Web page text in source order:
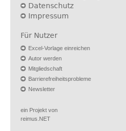
Datenschutz
Impressum
Für Nutzer
Excel-Vorlage einreichen
Autor werden
Mitgliedschaft
Barrierefreiheitsprobleme
Newsletter
ein Projekt von
reimus.NET